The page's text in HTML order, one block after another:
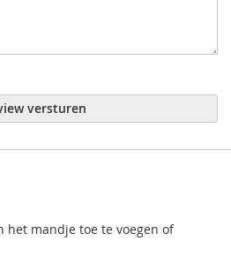
versturen
het mandje toe te voegen of